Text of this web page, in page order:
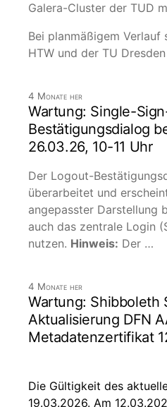
Galera-Cluster der TUD
Bei planmäßigem
HTW und der TU
4 Monate her
Wartung: Single-
Bestätigungsdialog
26.03.26, 10-11 Uhr
Der Logout-
überarbeitet und
angepasster Darstellung
auch das zentrale Login
nutzen. Hinweis: Der …
4 Monate her
Wartung: Shibboleth
Aktualisierung DFN
Metadatenzertifikat
Die Gültigkeit des
19.03.2026. Am